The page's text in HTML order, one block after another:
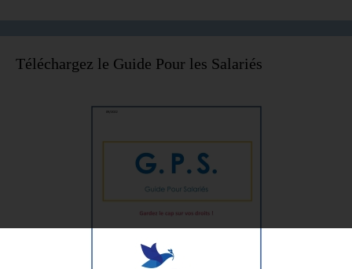
Téléchargez le Guide Pour les Salariés